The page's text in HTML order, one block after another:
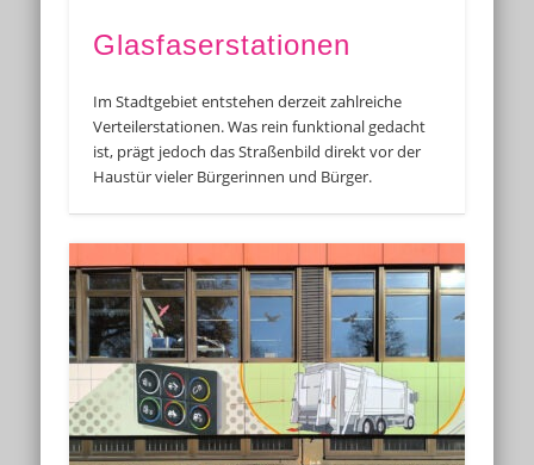
Glasfaserstationen
Im Stadtgebiet entstehen derzeit zahlreiche
Verteilerstationen. Was rein funktional gedacht
ist, prägt jedoch das Straßenbild direkt vor der
Haustür vieler Bürgerinnen und Bürger.